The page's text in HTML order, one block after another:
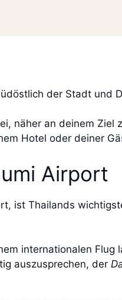
der Stadt und
näher an deinem Ziel
Hotel oder deiner
Airport
ist Thailands
internationalen Flug
auszusprechen, der